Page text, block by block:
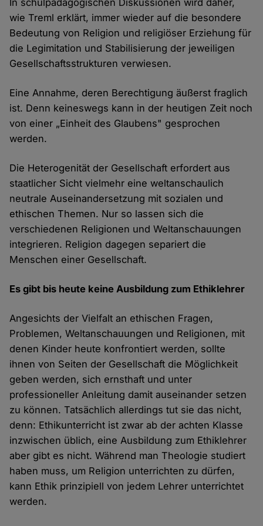
In schulpädagogischen Diskussionen wird daher,
wie Treml erklärt, immer wieder auf die besondere
Bedeutung von Religion und religiöser Erziehung für
die Legimitation und Stabilisierung der jeweiligen
Gesellschaftsstrukturen verwiesen.
Eine Annahme, deren Berechtigung äußerst fraglich
ist. Denn keineswegs kann in der heutigen Zeit noch
von einer „Einheit des Glaubens" gesprochen
werden.
Die Heterogenität der Gesellschaft erfordert aus
staatlicher Sicht vielmehr eine weltanschaulich
neutrale Auseinandersetzung mit sozialen und
ethischen Themen. Nur so lassen sich die
verschiedenen Religionen und Weltanschauungen
integrieren. Religion dagegen separiert die
Menschen einer Gesellschaft.
Es gibt bis heute keine Ausbildung zum Ethiklehrer
Angesichts der Vielfalt an ethischen Fragen,
Problemen, Weltanschauungen und Religionen, mit
denen Kinder heute konfrontiert werden, sollte
ihnen von Seiten der Gesellschaft die Möglichkeit
geben werden, sich ernsthaft und unter
professioneller Anleitung damit auseinander setzen
zu können. Tatsächlich allerdings tut sie das nicht,
denn: Ethikunterricht ist zwar ab der achten Klasse
inzwischen üblich, eine Ausbildung zum Ethiklehrer
aber gibt es nicht. Während man Theologie studiert
haben muss, um Religion unterrichten zu dürfen,
kann Ethik prinzipiell von jedem Lehrer unterrichtet
werden.